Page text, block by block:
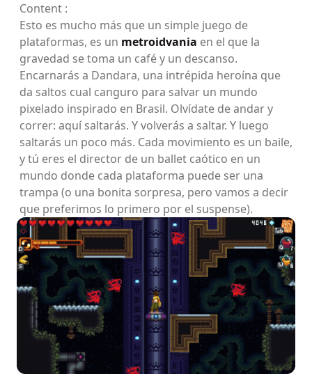
Content :
Esto es mucho más que un simple juego de
plataformas, es un metroidvania en el que la
gravedad se toma un café y un descanso.
Encarnarás a Dandara, una intrépida heroína que
da saltos cual canguro para salvar un mundo
pixelado inspirado en Brasil. Olvídate de andar y
correr: aquí saltarás. Y volverás a saltar. Y luego
saltarás un poco más. Cada movimiento es un baile,
y tú eres el director de un ballet caótico en un
mundo donde cada plataforma puede ser una
trampa (o una bonita sorpresa, pero vamos a decir
que preferimos lo primero por el suspense).